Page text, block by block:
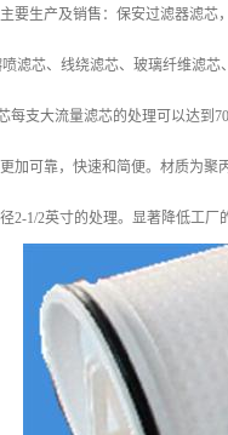
要生产及销售：保安过滤器滤芯
滤芯、线绕滤芯、玻璃纤维滤芯
每支大流量滤芯的处理可以达到
加可靠，快速和简便。材质为聚
2-1/2英寸的处理。显著降低工厂